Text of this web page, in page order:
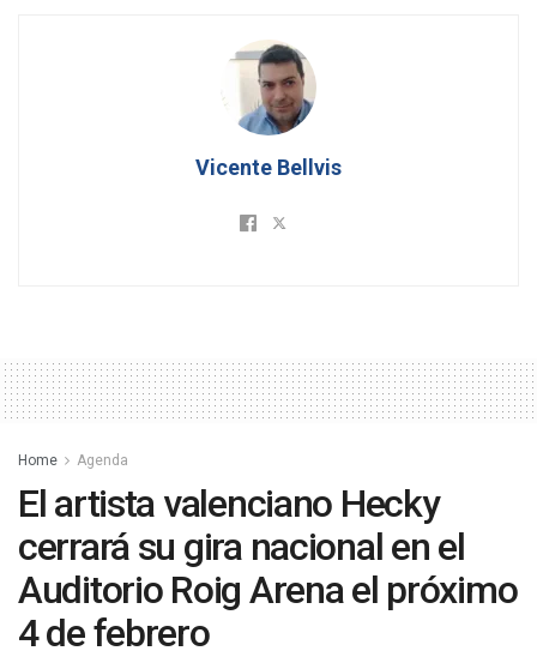
Vicente Bellvis
Home Agenda
El artista valenciano Hecky
cerrará su gira nacional en el
Auditorio Roig Arena el próximo
4 de febrero